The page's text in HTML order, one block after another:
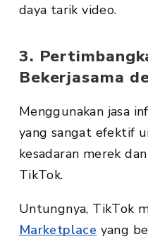
daya tarik video.
3.
Bekerjasama
Menggunakan jasa
yang sangat efektif
kesadaran merek
TikTok.
Untungnya, TikTok
Marketplace yang